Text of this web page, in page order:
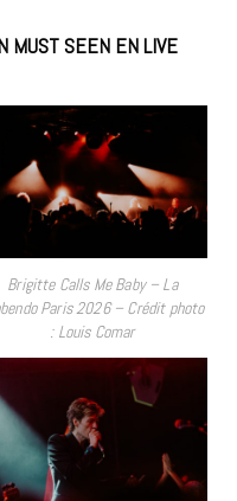
MUST SEEN EN LIVE
Brigitte Calls Me Baby – La
Paris 2026 – Crédit photo
: Louis Comar